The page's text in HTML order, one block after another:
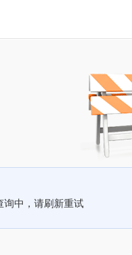
询中，请刷新重试